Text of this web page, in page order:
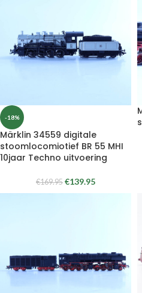
-18%
Märklin 34559 digitale
stoomlocomiotief BR 55 MHI
10jaar Techno uitvoering
€169.95 €139.95